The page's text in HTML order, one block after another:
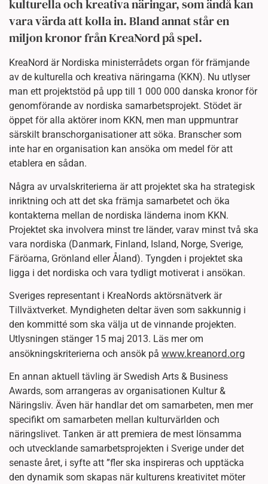
kulturella och kreativa näringar, som ändå kan
vara värda att kolla in. Bland annat står en
miljon kronor från KreaNord på spel.
KreaNord är Nordiska ministerrådets organ för främjande
av de kulturella och kreativa näringarna (KKN). Nu utlyser
man ett projektstöd på upp till 1 000 000 danska kronor för
genomförande av nordiska samarbetsprojekt. Stödet är
öppet för alla aktörer inom KKN, men man uppmuntrar
särskilt branschorganisationer att söka. Branscher som
inte har en organisation kan ansöka om medel för att
etablera en sådan.
Några av urvalskriterierna är att projektet ska ha strategisk
inriktning och att det ska främja samarbetet och öka
kontakterna mellan de nordiska länderna inom KKN.
Projektet ska involvera minst tre länder, varav minst två ska
vara nordiska (Danmark, Finland, Island, Norge, Sverige,
Färöarna, Grönland eller Åland). Tyngden i projektet ska
ligga i det nordiska och vara tydligt motiverat i ansökan.
Sveriges representant i KreaNords aktörsnätverk är
Tillväxtverket. Myndigheten deltar även som sakkunnig i
den kommitté som ska välja ut de vinnande projekten.
Utlysningen stänger 15 maj 2013. Läs mer om
ansökningskriterierna och ansök på www.kreanord.org
En annan aktuell tävling är Swedish Arts & Business
Awards, som arrangeras av organisationen Kultur &
Näringsliv. Även här handlar det om samarbeten, men mer
specifikt om samarbeten mellan kulturvärlden och
näringslivet. Tanken är att premiera de mest lönsamma
och utvecklande samarbetsprojekten i Sverige under det
senaste året, i syfte att ”fler ska inspireras och upptäcka
den dynamik som skapas när kulturens kreativitet möter